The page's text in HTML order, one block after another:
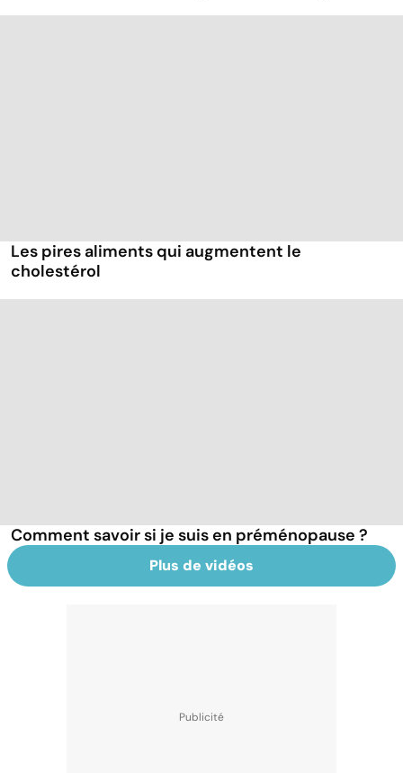
Les pires aliments qui augmentent le
cholestérol
Comment savoir si je suis en préménopause ?
Plus de vidéos